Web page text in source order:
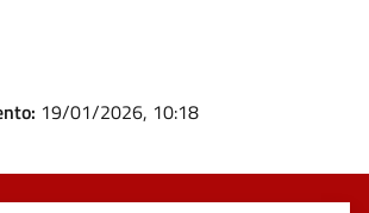
19/01/2026, 10:18